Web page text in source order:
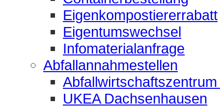
Eigenkompostiererrabatt
Eigentumswechsel
Infomaterialanfrage
Abfallannahmestellen
UKEA Dachsenhausen